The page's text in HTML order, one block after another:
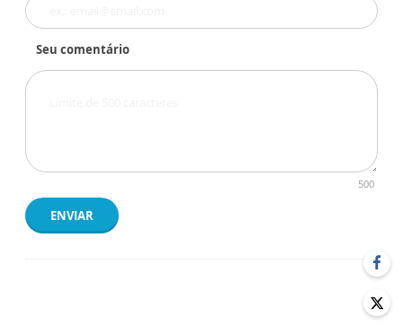
Seu comentário
500
ENVIAR